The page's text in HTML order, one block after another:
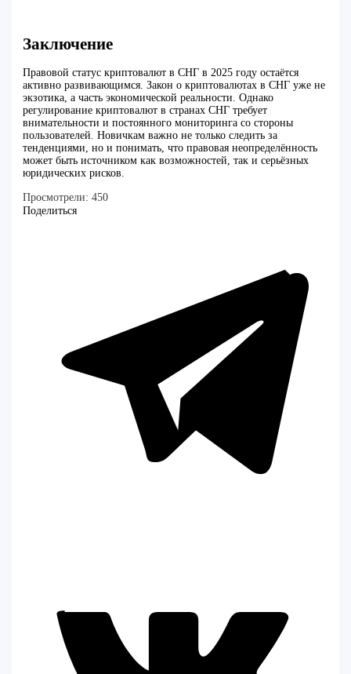
Заключение
Правовой статус криптовалют в СНГ в 2025 году остаётся
активно развивающимся. Закон о криптовалютах в СНГ уже не
экзотика, а часть экономической реальности. Однако
регулирование криптовалют в странах СНГ требует
внимательности и постоянного мониторинга со стороны
пользователей. Новичкам важно не только следить за
тенденциями, но и понимать, что правовая неопределённость
может быть источником как возможностей, так и серьёзных
юридических рисков.
Просмотрели: 450
Поделиться